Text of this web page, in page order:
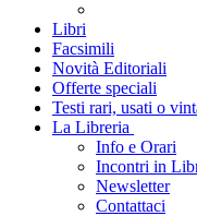
Libri
Facsimili
Novità Editoriali
Offerte speciali
Testi rari, usati o
La Libreria
Info e Orari
Incontri in
Newsletter
Contattaci